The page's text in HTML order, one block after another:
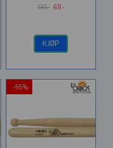
130,- 69,-
KJØP
-55%